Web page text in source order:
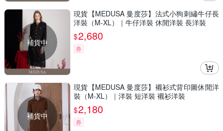
補貨中
現貨【MEDUSA 曼度莎】法式小狗刺繡牛仔長
洋裝（M-XL）｜牛仔洋裝 休閒洋裝 長洋裝
$2,680
券
補貨中
現貨【MEDUSA 曼度莎】襯衫式背印圖休閒洋
裝（M-XL）｜洋裝 短洋裝 襯衫洋裝
$2,180
券